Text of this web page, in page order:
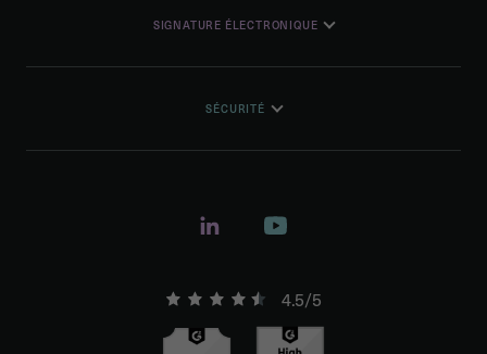
SIGNATURE ÉLECTRONIQUE
SÉCURITÉ
4.5/5